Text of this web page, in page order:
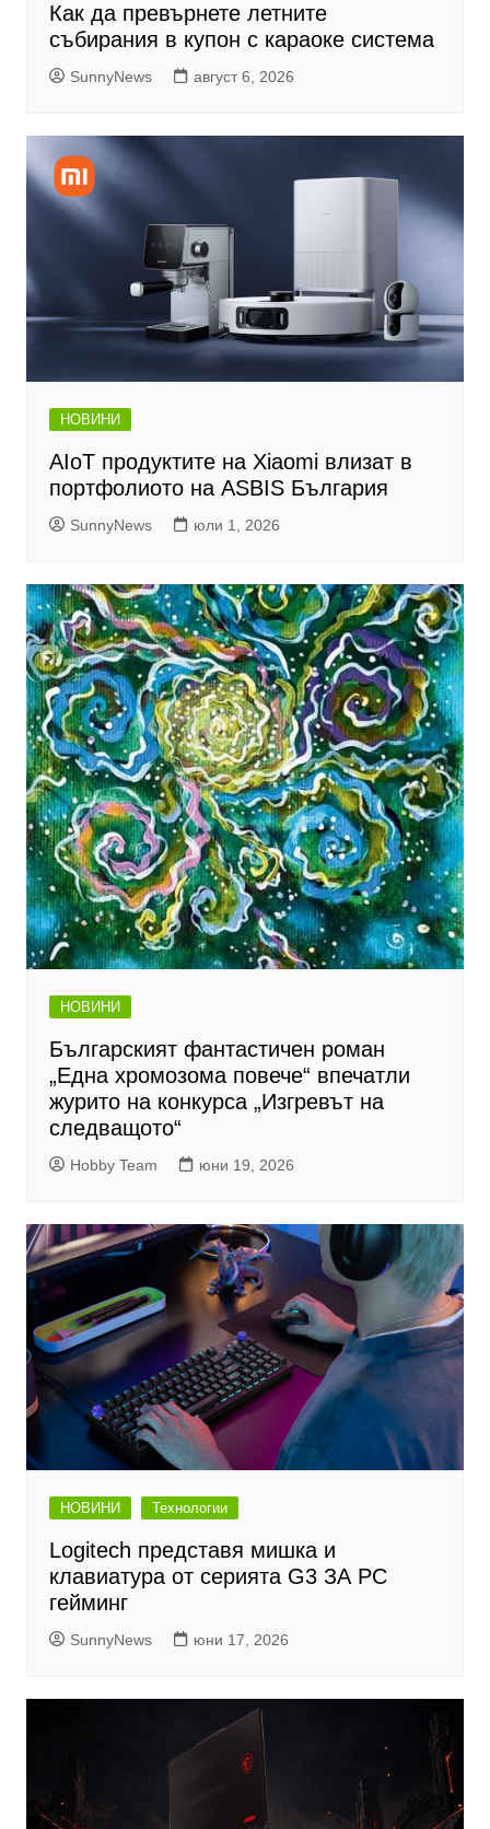
Как да превърнете летните
събирания в купон с караоке система
SunnyNews август 6, 2026
НОВИНИ
AIoT продуктите на Xiaomi влизат в
портфолиото на ASBIS България
SunnyNews юли 1, 2026
НОВИНИ
Българският фантастичен роман
„Една хромозома повече“ впечатли
журито на конкурса „Изгревът на
следващото“
Hobby Team юни 19, 2026
НОВИНИ Технологии
Logitech представя мишка и
клавиатура от серията G3 ЗА PC
гейминг
SunnyNews юни 17, 2026